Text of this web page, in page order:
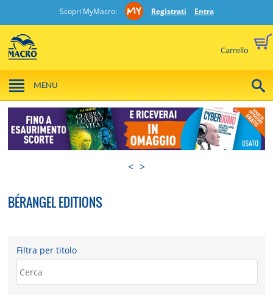
Scopri MyMacro: Registrati Entra
Carrello
MENU
< >
BÉRANGEL EDITIONS
Filtra per titolo